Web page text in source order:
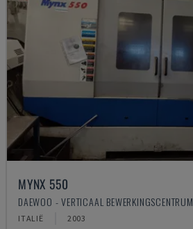
MYNX 550
DAEWOO - VERTICAAL BEWERKINGSCENTRUM
ITALIË 2003